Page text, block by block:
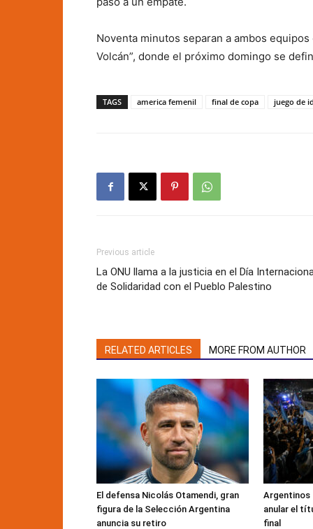
Noventa minutos separan a ambos
Volcán”, donde el próximo domingo se
TAGS america femenil final de copa juego de
Previous article
La ONU llama a la justicia en el Día
de Solidaridad con el Pueblo Palestino
RELATED ARTICLES MORE FROM AUTHOR
El defensa Nicolás Otamendi, gran
figura de la Selección Argentina
anuncia su retiro
Argentinos
anular el
final